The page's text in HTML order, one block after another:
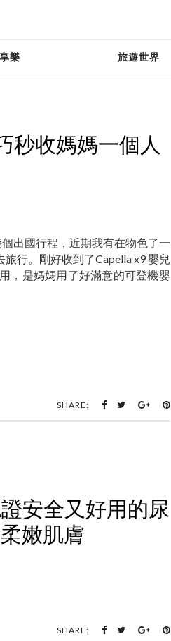
樂 旅遊世界
秒收媽媽一個人
出國行程，近期我有在物色了一
行。剛好收到了Capella x9 嬰兒
，是媽媽用了好滿意的可登機嬰
SHARE:
安全又好用的尿
嫩肌膚
SHARE: